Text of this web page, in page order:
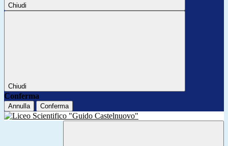
Chiudi
Chiudi
Conferma
Annulla Conferma